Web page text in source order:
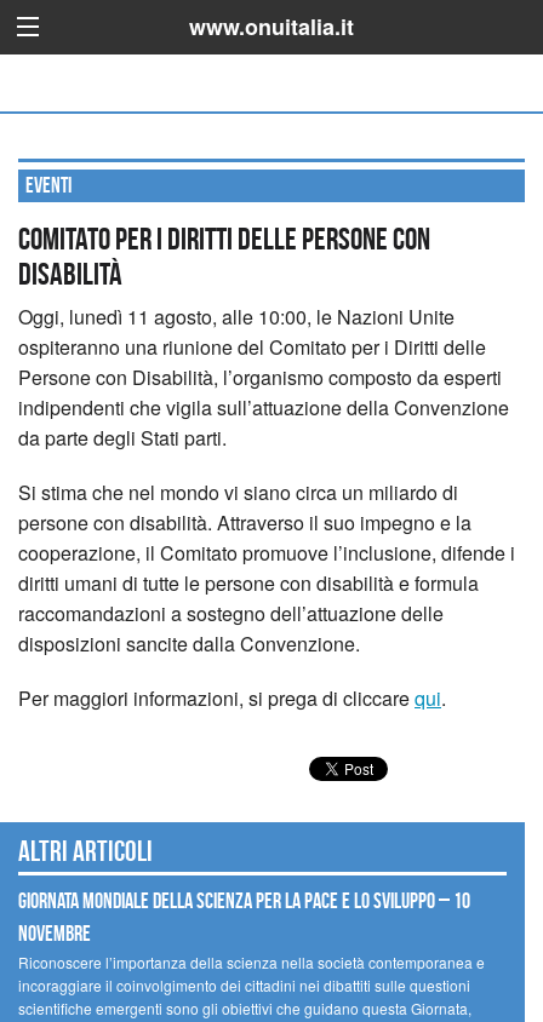
www.onuitalia.it
Eventi
Comitato per i Diritti delle Persone con
Disabilità
Oggi, lunedì 11 agosto, alle 10:00, le Nazioni Unite
ospiteranno una riunione del Comitato per i Diritti delle
Persone con Disabilità, l’organismo composto da esperti
indipendenti che vigila sull’attuazione della Convenzione
da parte degli Stati parti.
Si stima che nel mondo vi siano circa un miliardo di
persone con disabilità. Attraverso il suo impegno e la
cooperazione, il Comitato promuove l’inclusione, difende i
diritti umani di tutte le persone con disabilità e formula
raccomandazioni a sostegno dell’attuazione delle
disposizioni sancite dalla Convenzione.
Per maggiori informazioni, si prega di cliccarequi.
Altri articoli
Giornata mondiale della scienza per la pace e lo sviluppo – 10
novembre
Riconoscere l’importanza della scienza nella società contemporanea e
incoraggiare il coinvolgimento dei cittadini nei dibattiti sulle questioni
scientifiche emergenti sono gli obiettivi che guidano questa Giornata,